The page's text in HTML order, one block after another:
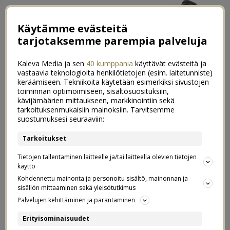
←Yhtä vuoristorataa
Vauvaikävä →
Viikon arkiruoka #2
21.01.2015
Me syödään oikeastaan tosi paljon pastaa, koska se
taitaa olla meidän kaikkien lempiruoka. Yritän kuitenkin
keksiä paljon muitakin ruokavaihtoehtoja kuin vain sitä
Käytämme evästeitä
tarjotaksemme parempia palveluja
Kaleva Media ja sen 40 kumppania käyttävät evästeitä ja
vastaavia teknologioita henkilötietojen (esim. laitetunniste)
keräämiseen. Tekniikoita käytetään esimerkiksi sivustojen
toiminnan optimoimiseen, sisältösuosituksiin,
kävijämäärien mittaukseen, markkinointiin sekä
tarkoituksenmukaisiin mainoksiin. Tarvitsemme
suostumuksesi seuraaviin:
Tarkoitukset
Tietojen tallentaminen laitteelle ja/tai laitteella olevien tietojen
käyttö
Kohdennettu mainonta ja personoitu sisältö, mainonnan ja
sisällön mittaaminen sekä yleisötutkimus
Palvelujen kehittäminen ja parantaminen
Erityisominaisuudet